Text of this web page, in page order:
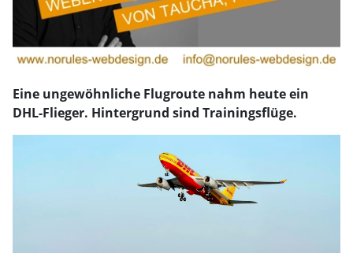
Eine ungewöhnliche Flugroute nahm heute ein
DHL-Flieger. Hintergrund sind Trainingsflüge.